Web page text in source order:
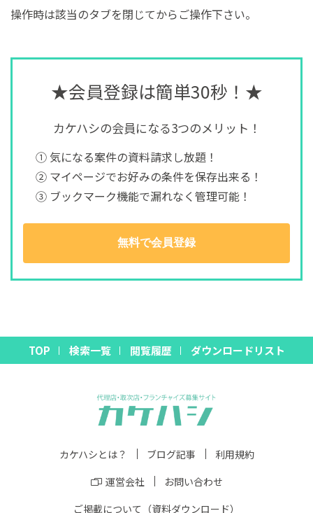
操作時は該当のタブを閉じてからご操作下さい。
★会員登録は簡単30秒！★
カケハシの会員になる3つのメリット！
① 気になる案件の資料請求し放題！
② マイページでお好みの条件を保存出来る！
③ ブックマーク機能で漏れなく管理可能！
無料で会員登録
TOP 検索一覧 閲覧履歴 ダウンロードリスト
カケハシとは？ ブログ記事
利用規約
運営会社
お問い合わせ
ご掲載について（資料ダウンロード）